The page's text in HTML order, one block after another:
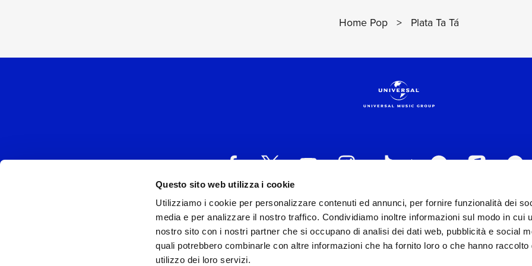
Questo sito web utilizza i cookie
Utilizziamo i cookie per personalizzare contenuti ed annunci, per fornire funzionalità dei
media e per analizzare il nostro traffico. Condividiamo inoltre informazioni sul modo in cui
nostro sito con i nostri partner che si occupano di analisi dei dati web, pubblicità e social
quali potrebbero combinarle con altre informazioni che ha fornito loro o che hanno raccolto
utilizzo dei loro servizi.
Home Pop > Plata Ta Tá
UNIVERSAL MUSIC ITALIA s.r.l. (Società con unico socio) | Via Nervesa,
P.IVA IT03802730154 Iscritta al REA di Milano con il numero 966135 in
Capitale sociale Euro 2.000.000 interamente versato.
Universal Music Italia, nel rispetto delle best practices in tema di corporate compliance ed al fine di